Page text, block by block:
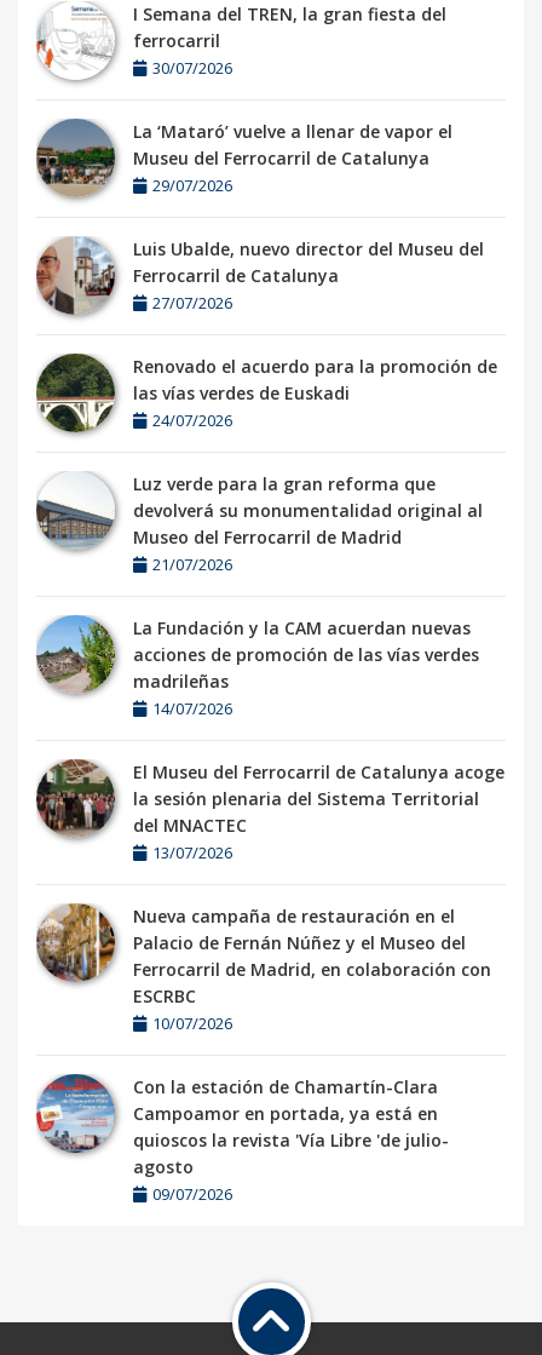
I Semana del TREN, la gran fiesta del
ferrocarril
30/07/2026
La ‘Mataró’ vuelve a llenar de vapor el
Museu del Ferrocarril de Catalunya
29/07/2026
Luis Ubalde, nuevo director del Museu del
Ferrocarril de Catalunya
27/07/2026
Renovado el acuerdo para la promoción de
las vías verdes de Euskadi
24/07/2026
Luz verde para la gran reforma que
devolverá su monumentalidad original al
Museo del Ferrocarril de Madrid
21/07/2026
La Fundación y la CAM acuerdan nuevas
acciones de promoción de las vías verdes
madrileñas
14/07/2026
El Museu del Ferrocarril de Catalunya acoge
la sesión plenaria del Sistema Territorial
del MNACTEC
13/07/2026
Nueva campaña de restauración en el
Palacio de Fernán Núñez y el Museo del
Ferrocarril de Madrid, en colaboración con
ESCRBC
10/07/2026
Con la estación de Chamartín-Clara
Campoamor en portada, ya está en
quioscos la revista 'Vía Libre 'de julio-
agosto
09/07/2026